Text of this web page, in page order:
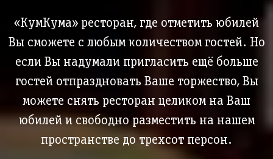
«КумКума» ресторан, где отметить юбилей
Вы сможете с любым количеством гостей. Но
если Вы надумали пригласить ещё больше
гостей отпраздновать Ваше торжество, Вы
можете снять ресторан целиком на Ваш
юбилей и свободно разместить на нашем
пространстве до трехсот персон.